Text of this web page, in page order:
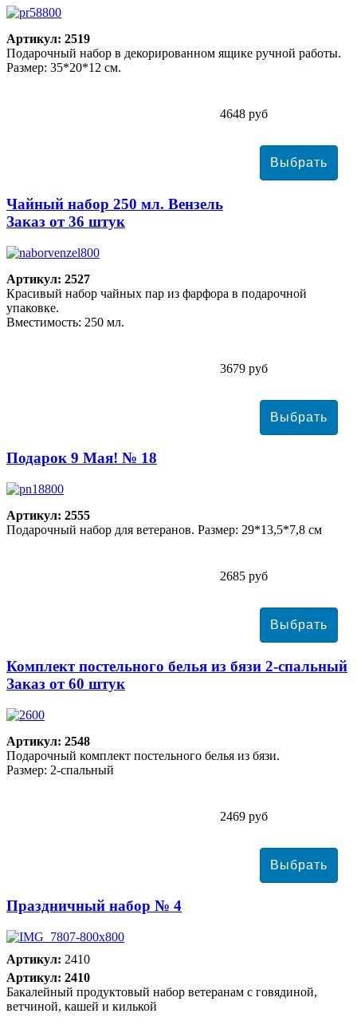
Артикул: 2519
Подарочный набор в декорированном ящике ручной работы.
Размер: 35*20*12 см.
4648 руб
Чайный набор 250 мл. Вензель
Заказ от 36 штук
Артикул: 2527
Красивый набор чайных пар из фарфора в подарочной
упаковке.
Вместимость: 250 мл.
3679 руб
Подарок 9 Мая! № 18
Артикул: 2555
Подарочный набор для ветеранов. Размер: 29*13,5*7,8 см
2685 руб
Комплект постельного белья из бязи 2-спальный
Заказ от 60 штук
Артикул: 2548
Подарочный комплект постельного белья из бязи.
Размер: 2-спальный
2469 руб
Праздничный набор № 4
Артикул: 2410
Артикул: 2410
Бакалейный продуктовый набор ветеранам с говядиной,
ветчиной, кашей и килькой